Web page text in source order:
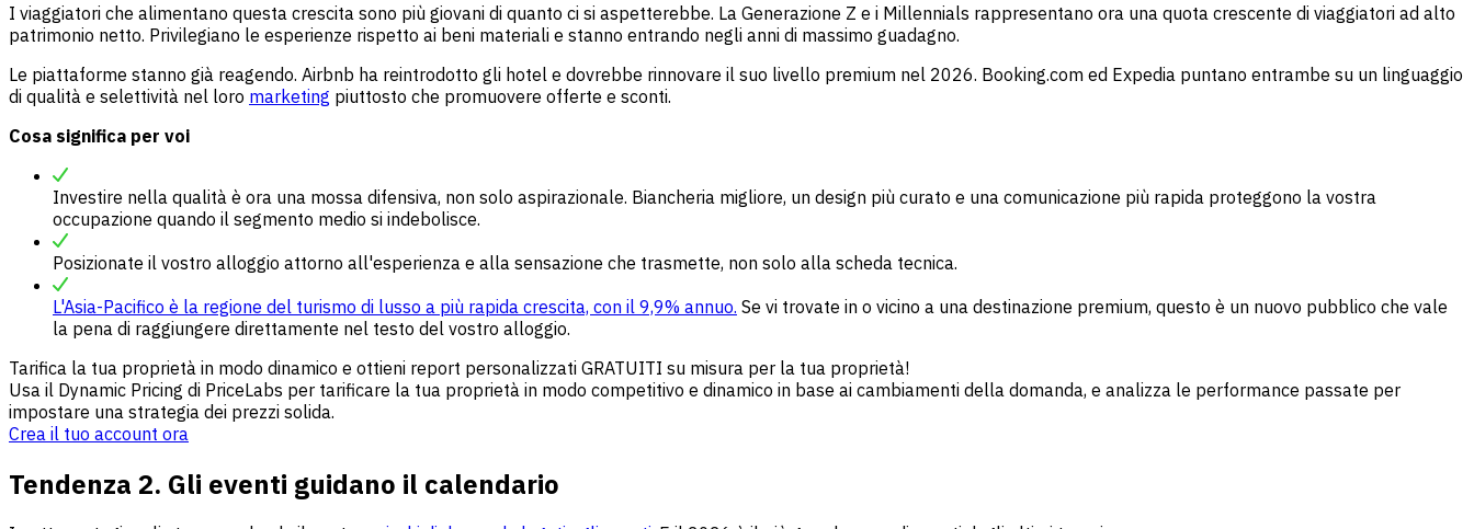
I viaggiatori che alimentano questa crescita sono più giovani di quanto ci si aspetterebbe. La Generazione Z e i Millennials rappresentano ora una quota crescente di viaggiatori ad alto
patrimonio netto. Privilegiano le esperienze rispetto ai beni materiali e stanno entrando negli anni di massimo guadagno.
Le piattaforme stanno già reagendo. Airbnb ha reintrodotto gli hotel e dovrebbe rinnovare il suo livello premium nel 2026. Booking.com ed Expedia puntano entrambe su un linguaggio
di qualità e selettività nel loro marketing piuttosto che promuovere offerte e sconti.
Cosa significa per voi
Investire nella qualità è ora una mossa difensiva, non solo aspirazionale. Biancheria migliore, un design più curato e una comunicazione più rapida proteggono la vostra
occupazione quando il segmento medio si indebolisce.
Posizionate il vostro alloggio attorno all'esperienza e alla sensazione che trasmette, non solo alla scheda tecnica.
L'Asia-Pacifico è la regione del turismo di lusso a più rapida crescita, con il 9,9% annuo. Se vi trovate in o vicino a una destinazione premium, questo è un nuovo pubblico che vale
la pena di raggiungere direttamente nel testo del vostro alloggio.
Tarifica la tua proprietà in modo dinamico e ottieni report personalizzati GRATUITI su misura per la tua proprietà!
Usa il Dynamic Pricing di PriceLabs per tarificare la tua proprietà in modo competitivo e dinamico in base ai cambiamenti della domanda, e analizza le performance passate per
impostare una strategia dei prezzi solida.
Crea il tuo account ora
Tendenza 2. Gli eventi guidano il calendario